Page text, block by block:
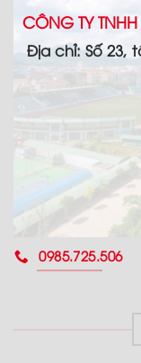
CÔNG TY
Địa chỉ: Số 23,
0985.725.506